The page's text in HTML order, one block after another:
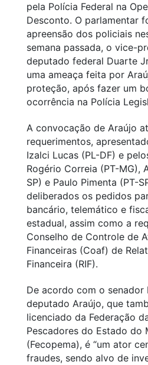
pela Polícia Federal na
Desconto. O parlamentar
apreensão dos policiais
semana passada, o vice-
deputado federal Duarte
uma ameaça feita por
proteção, após fazer um
ocorrência na Polícia
A convocação de Araújo
requerimentos,
Izalci Lucas (PL-DF) e
Rogério Correia (PT-MG),
SP) e Paulo Pimenta (PT-
deliberados os pedidos
bancário, telemático e
estadual, assim como a
Conselho de Controle de
Financeiras (Coaf) de
Financeira (RIF).
De acordo com o senador
deputado Araújo, que
licenciado da Federação
Pescadores do Estado do
(Fecopema), é “um ator
fraudes, sendo alvo de